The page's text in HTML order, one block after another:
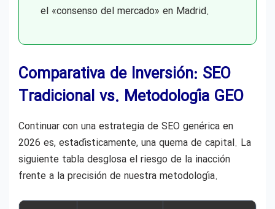
el «consenso del mercado» en Madrid.
Comparativa de Inversión: SEO
Tradicional vs. Metodología GEO
Continuar con una estrategia de SEO genérica en
2026 es, estadísticamente, una quema de capital. La
siguiente tabla desglosa el riesgo de la inacción
frente a la precisión de nuestra metodología.